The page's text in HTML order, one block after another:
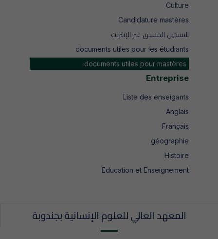
Culture
Candidature mastères
التسجيل المسبق عبر الإنترنت
documents utiles pour les étudiants
documents utiles pour mastères
Entreprise
Liste des enseigants
Anglais
Français
géographie
Histoire
Education et Enseignement
المعهد العالي للعلوم الإنسانية بجندوبة